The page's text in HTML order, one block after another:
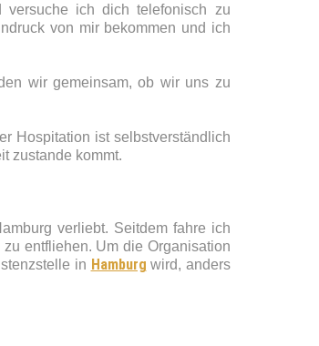
versuche ich dich telefonisch zu
von mir bekommen und ich
wir gemeinsam, ob wir uns zu
Hospitation ist selbstverständlich
zustande kommt.
verliebt. Seitdem fahre ich
entfliehen. Um die Organisation
in Hamburg wird, anders